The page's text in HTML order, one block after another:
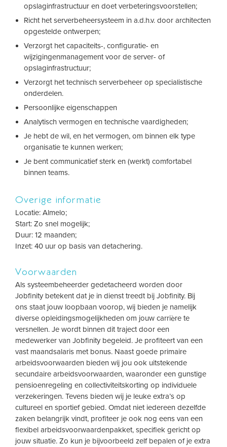
opslaginfrastructuur en doet verbeteringsvoorstellen;
Richt het serverbeheersysteem in a.d.h.v. door architecten
opgestelde ontwerpen;
Verzorgt het capaciteits-, configuratie- en
wijzigingenmanagement voor de server- of
opslaginfrastructuur;
Verzorgt het technisch serverbeheer op specialistische
onderdelen.
Persoonlijke eigenschappen
Analytisch vermogen en technische vaardigheden;
Je hebt de wil, en het vermogen, om binnen elk type
organisatie te kunnen werken;
Je bent communicatief sterk en (werkt) comfortabel
binnen teams.
Overige informatie
Locatie: Almelo;
Start: Zo snel mogelijk;
Duur: 12 maanden;
Inzet: 40 uur op basis van detachering.
Voorwaarden
Als systeembeheerder gedetacheerd worden door
Jobfinity betekent dat je in dienst treedt bij Jobfinity. Bij
ons staat jouw loopbaan voorop, wij bieden je namelijk
diverse opleidingsmogelijkheden om jouw carrière te
versnellen. Je wordt binnen dit traject door een
medewerker van Jobfinity begeleid. Je profiteert van een
vast maandsalaris met bonus. Naast goede primaire
arbeidsvoorwaarden bieden wij jou ook uitstekende
secundaire arbeidsvoorwaarden, waaronder een gunstige
pensioenregeling en collectiviteitskorting op individuele
verzekeringen. Tevens bieden wij je leuke extra’s op
cultureel en sportief gebied. Omdat niet iedereen dezelfde
zaken belangrijk vindt, profiteer je ook nog eens van een
flexibel arbeidsvoorwaardenpakket, specifiek gericht op
jouw situatie. Zo kun je bijvoorbeeld zelf bepalen of je extra